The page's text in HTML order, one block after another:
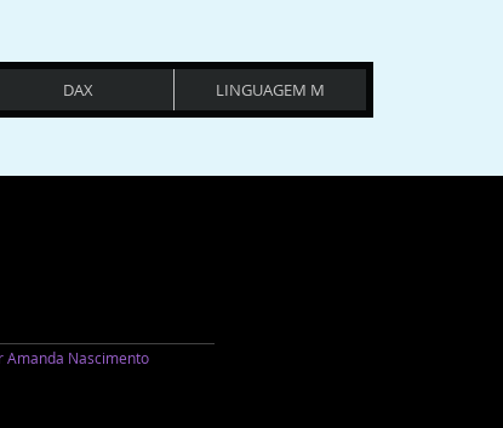
DAX LINGUAGEM M
Amanda Nascimento